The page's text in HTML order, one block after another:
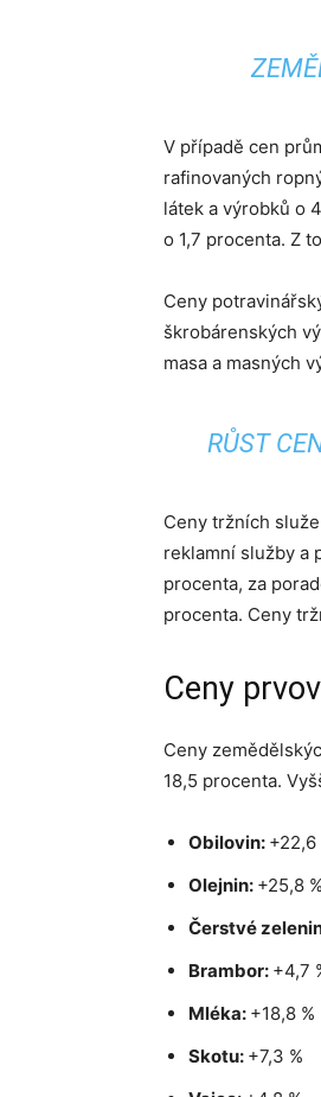
V případě cen
rafinovaných
látek a výrobků o
o 1,7 procenta. Z
Ceny
škrobárenských
masa a masných
RŮST
Ceny tržních
reklamní služby a
procenta, za
procenta. Ceny
Ceny
Ceny
18,5 procenta.
Obilovin: +22,6
Olejnin: +25,8 %
Čerstvé
Brambor: +4,7
Mléka: +18,8 %
Skotu: +7,3 %